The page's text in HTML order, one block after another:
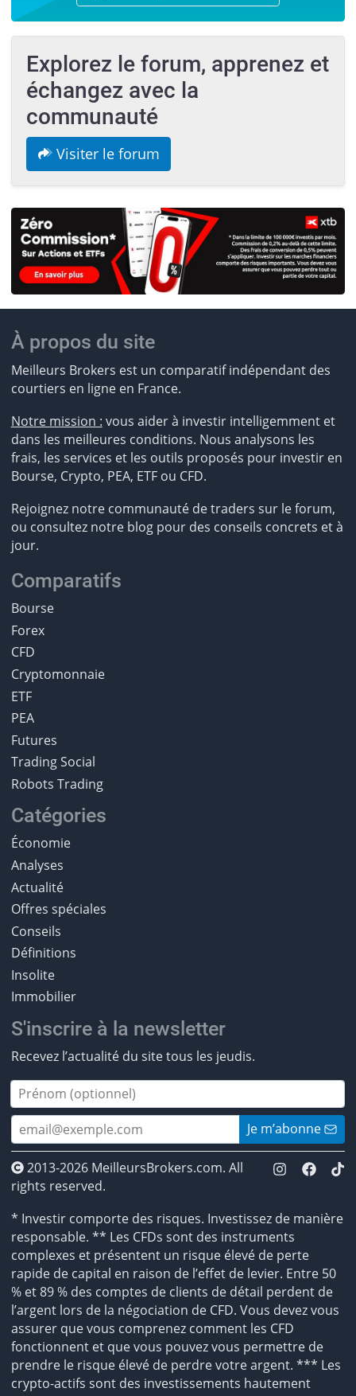
Explorez le forum, apprenez et
échangez avec la
communauté
Visiter le forum
À propos du site
Meilleurs Brokers est un comparatif indépendant des
courtiers en ligne en France.
Notre mission : vous aider à investir intelligemment et
dans les meilleures conditions. Nous analysons les
frais, les services et les outils proposés pour investir en
Bourse, Crypto, PEA, ETF ou CFD.
Rejoignez notre communauté de traders sur le forum,
ou consultez notre blog pour des conseils concrets et à
jour.
Comparatifs
Bourse
Forex
CFD
Cryptomonnaie
ETF
PEA
Futures
Trading Social
Robots Trading
Catégories
Économie
Analyses
Actualité
Offres spéciales
Conseils
Définitions
Insolite
Immobilier
S'inscrire à la newsletter
Recevez l’actualité du site tous les jeudis.
Je m’abonne
2013-2026 MeilleursBrokers.com. All
rights reserved.
* Investir comporte des risques. Investissez de manière
responsable. ** Les CFDs sont des instruments
complexes et présentent un risque élevé de perte
rapide de capital en raison de l’effet de levier. Entre 50
% et 89 % des comptes de clients de détail perdent de
l’argent lors de la négociation de CFD. Vous devez vous
assurer que vous comprenez comment les CFD
fonctionnent et que vous pouvez vous permettre de
prendre le risque élevé de perdre votre argent. *** Les
crypto-actifs sont des investissements hautement